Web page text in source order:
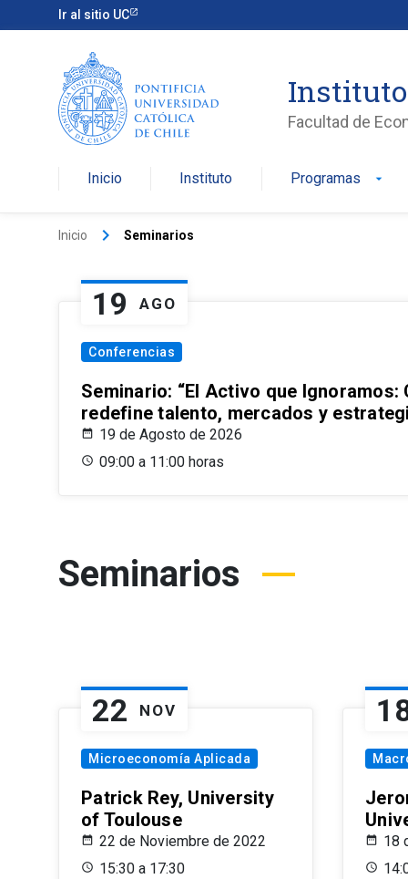
Ir al sitio UC
Facultad de
Inicio Instituto Programas arrow_drop_down
Inicio keyboard_arrow_right Seminarios
19 AGO
Conferencias
Seminario: “El Activo que
redefine talento, mercados y
19 de Agosto de 2026
09:00 a 11:00 horas
Seminarios
22 NOV
Microeconomía Aplicada
Patrick Rey, University
of Toulouse
22 de Noviembre de 2022
15:30 a 17:30
18